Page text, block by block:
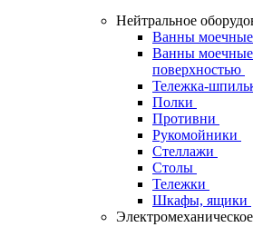
Нейтральное
Ванны моечные
Ванны моечные
поверхностью
Тележка-
Полки
Противни
Рукомойники
Стеллажи
Столы
Тележки
Шкафы, ящики